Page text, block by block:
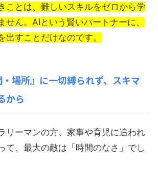
ことは、難しいスキルをゼロから学
せん。 AIという賢いパートナーに、
出すことだけなのです。
場所』に一切縛られず、スキマ
から
リーマンの方、家事や育児に追われ
て、最大の敵は「時間のなさ」でし